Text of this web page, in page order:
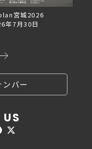
宮城2026
年7月30日
バー